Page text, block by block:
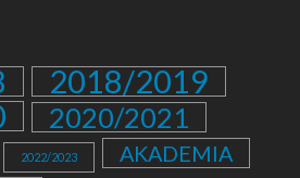
2018/2019
2020/2021
2022/2023 AKADEMIA